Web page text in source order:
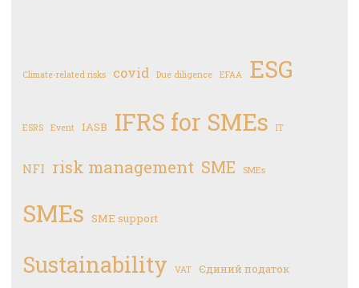
Climate-related risks covid Due diligence EFAA ESG
ESRS Event IASB IFRS for SMEs IT
NFI risk management SME SMEs
SMEs SME support
Sustainability VAT Єдиний податок